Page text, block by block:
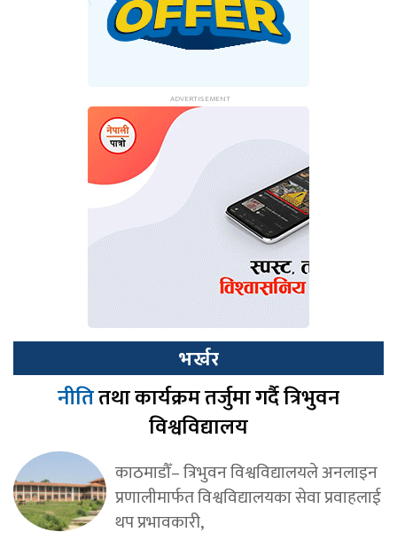
भर्खर
नीतितथा कार्यक्रम तर्जुमा गर्दै त्रिभुवन
विश्वविद्यालय
काठमाडौँ– त्रिभुवन विश्वविद्यालयले अनलाइन
प्रणालीमार्फत विश्वविद्यालयका सेवा प्रवाहलाई
थप प्रभावकारी,